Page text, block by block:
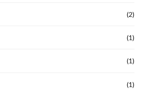
(2)
(1)
(1)
(1)